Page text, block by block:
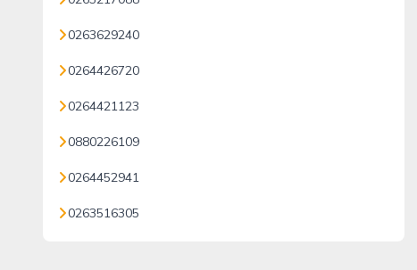
0263629240
0264426720
0264421123
0880226109
0264452941
0263516305